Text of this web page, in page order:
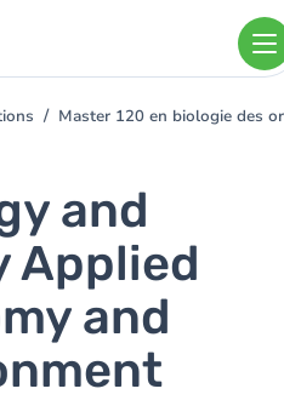
Master 120 en biologie des
and
Applied
and